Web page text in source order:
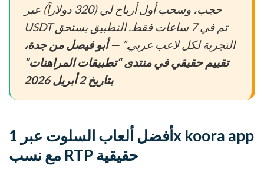
حجب، وسحب أول أرباح لي (320 دولاراً) عبر
USDT تم في 7 ساعات فقط. التطبيق يستحق
التجربة لكل لاعب عربي.” —أبو فيصل من جدة،
تقييم حقيقي في منتدى “تطبيقات المراهنات”
بتاريخ 2 أبريل 2026
أفضل ألعاب السلوت عبر 1x koora app
مع نسب RTP حقيقية